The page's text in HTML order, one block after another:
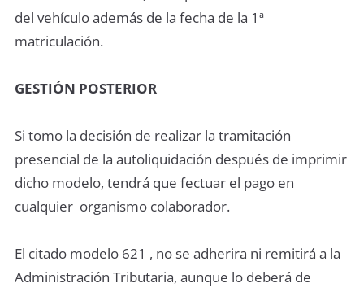
del vehículo además de la fecha de la 1ª
matriculación.
GESTIÓN POSTERIOR
Si tomo la decisión de realizar la tramitación
presencial de la autoliquidación después de imprimir
dicho modelo, tendrá que fectuar el pago en
cualquier organismo colaborador.
El citado modelo 621 , no se adherira ni remitirá a la
Administración Tributaria, aunque lo deberá de